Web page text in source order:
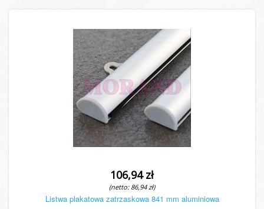
106,94 zł
(netto: 86,94 zł)
Listwa plakatowa zatrzaskowa 841 mm aluminiowa